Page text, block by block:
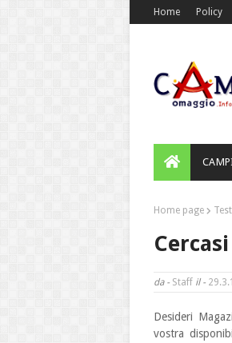
Home Policy
Home page
da - Staff il -
Desideri
vostra